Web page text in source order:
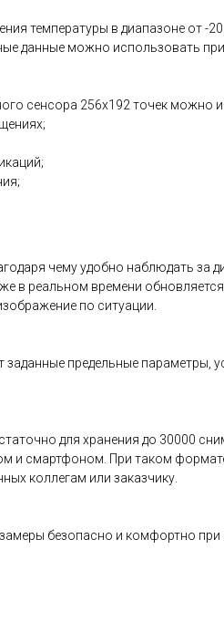
температуры в диапазоне от -
данные можно использовать
сенсора 256x192 точек можно
чему удобно наблюдать за
в реальном времени
по ситуации.
предельные
для хранения до 30000
и смартфоном. При таком
коллегам или заказчику.
безопасно и комфортно